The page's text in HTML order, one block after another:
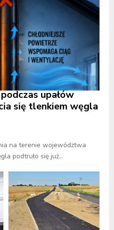
upałów
się tlenkiem węgla
na terenie województwa
podtruło się już...